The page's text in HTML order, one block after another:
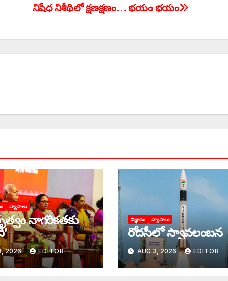
‌నిషేధ నిశీథిలో క్షణక్షణం… భయం భయం
వ్యాసాలు
నాగరికతకు
2026 EDITOR
విజ్ఞానం వ్యాసాలు
రోదసీలో స్వావలంబన
AUG 3, 2026 EDITOR